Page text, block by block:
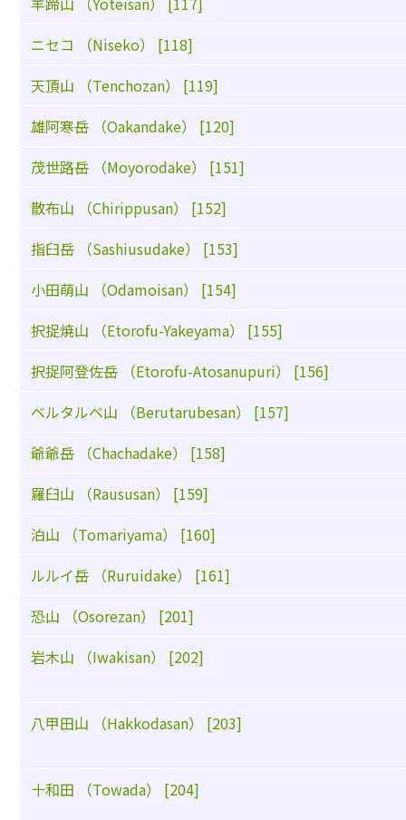
ニセコ （Niseko） [118]
天頂山 （Tenchozan） [119]
雄阿寒岳 （Oakandake） [120]
茂世路岳 （Moyorodake） [151]
散布山 （Chirippusan） [152]
指臼岳 （Sashiusudake） [153]
小田萌山 （Odamoisan） [154]
択捉焼山 （Etorofu-Yakeyama） [155]
択捉阿登佐岳 （Etorofu-Atosanupuri） [156]
ベルタルベ山 （Berutarubesan） [157]
爺爺岳 （Chachadake） [158]
羅臼山 （Raususan） [159]
泊山 （Tomariyama） [160]
ルルイ岳 （Ruruidake） [161]
恐山 （Osorezan） [201]
岩木山 （Iwakisan） [202]
八甲田山 （Hakkodasan） [203]
十和田 （Towada） [204]